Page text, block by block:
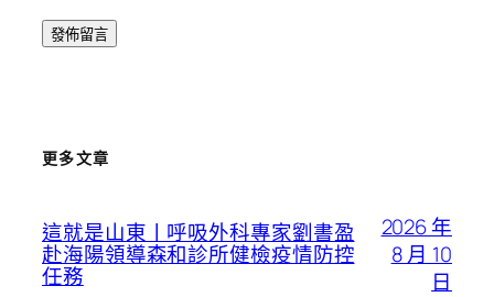
更多文章
這就是山東丨呼吸外科專家劉書盈
赴海陽領導森和診所健檢疫情防控
任務
2026 年
8 月 10
日